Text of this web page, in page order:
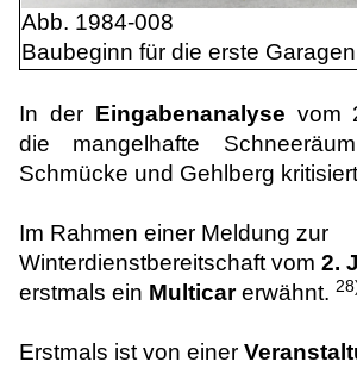
Abb. 1984-008
Baubeginn für die erste
In der Eingabenanalyse vom
die mangelhafte
Schmücke und Gehlberg
Im Rahmen einer Meldung zur
Winterdienstbereitschaft vom2.
erstmals ein Multicarerwähnt.
Erstmals ist von einer